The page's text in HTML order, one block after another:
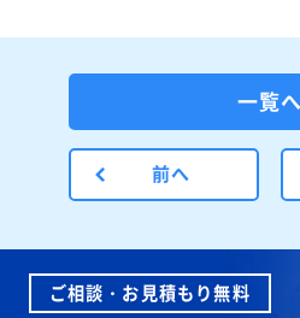
前へ
一覧へ
ご相談・お見積もり無料